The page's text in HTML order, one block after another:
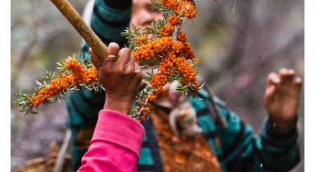
Sirop de ceai